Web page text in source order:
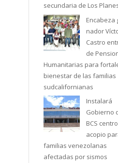
secundaria de Los
Encabeza
nador
Castro
de
Humanitarias para
bienestar de las familias
sudcalifornianas
Instalará
Gobierno
BCS
acopio
familias venezolanas
afectadas por sismos